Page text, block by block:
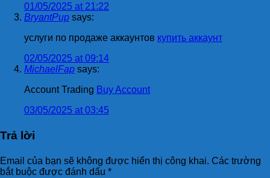
01/05/2025 at 21:22
BryantPup says:
услуги по продаже аккаунтов купить аккаунт
02/05/2025 at 09:14
MichaelFap says:
Account Trading Buy Account
03/05/2025 at 03:45
Trả lời
Email của bạn sẽ không được hiển thị công khai. Các trường
bắt buộc được đánh dấu *